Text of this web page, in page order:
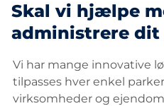
Skal vi hjælpe
administrere
Vi har mange innovative
tilpasses hver enkel
virksomheder og